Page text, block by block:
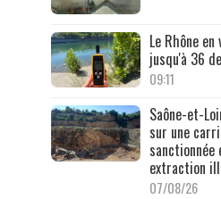
Le Rhône
jusqu'à 36
09:11
Saône-et-
sur une
extraction
07/08/26